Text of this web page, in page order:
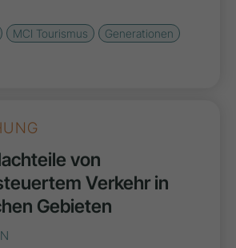
MCI Tourismus
Generationen
von
Verkehr in
Gebieten